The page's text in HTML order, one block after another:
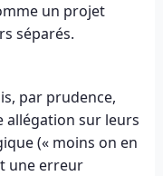
un projet
séparés.
par prudence,
allégation sur leurs
(« moins on en
une erreur